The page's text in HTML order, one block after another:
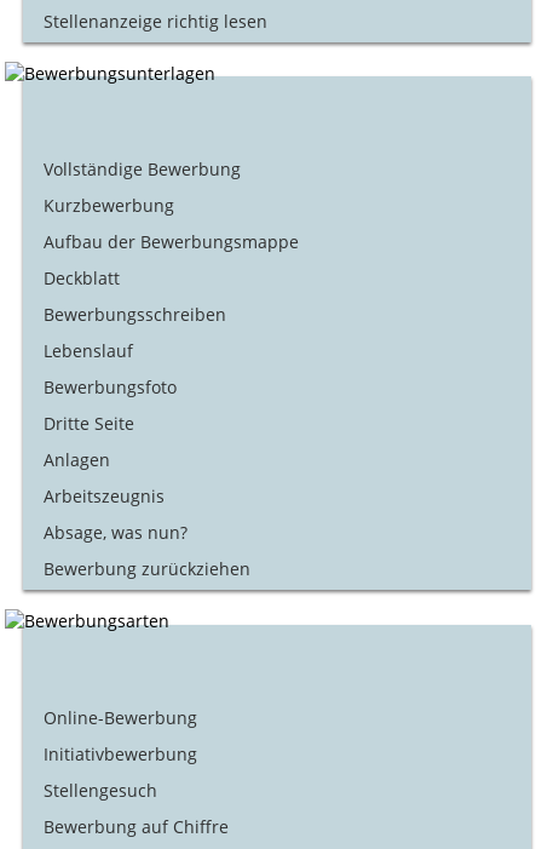
Stellenanzeige richtig lesen
Vollständige Bewerbung
Kurzbewerbung
Aufbau der Bewerbungsmappe
Deckblatt
Bewerbungsschreiben
Lebenslauf
Bewerbungsfoto
Dritte Seite
Anlagen
Arbeitszeugnis
Absage, was nun?
Bewerbung zurückziehen
Online-Bewerbung
Initiativbewerbung
Stellengesuch
Bewerbung auf Chiffre